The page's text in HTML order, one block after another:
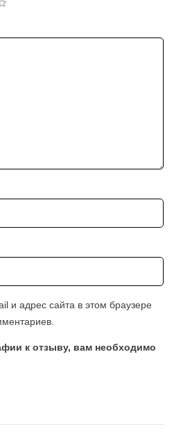
и адрес сайта в этом браузере
к отзыву, вам необходимо